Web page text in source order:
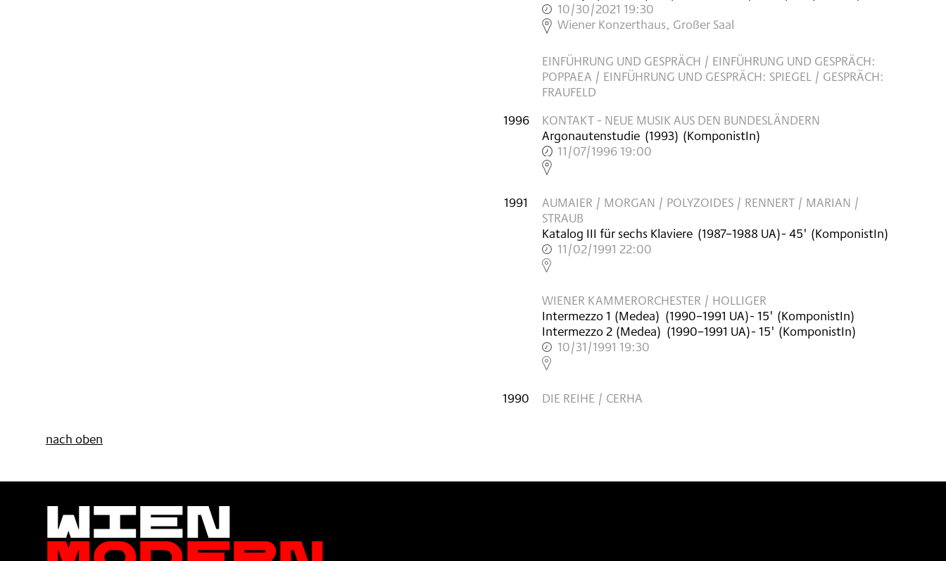
10/30/2021 19:30
,
Wiener Konzerthaus, Großer Saal
EINFÜHRUNG UND GESPRÄCH / EINFÜHRUNG UND GESPRÄCH:
POPPAEA / EINFÜHRUNG UND GESPRÄCH: SPIEGEL / GESPRÄCH:
FRAUFELD
1996
KONTAKT - NEUE MUSIK AUS DEN BUNDESLÄNDERN
Argonautenstudie (1993) (KomponistIn)
11/07/1996 19:00
,
1991
AUMAIER / MORGAN / POLYZOIDES / RENNERT / MARIAN /
STRAUB
Katalog III für sechs Klaviere (1987–1988 UA)- 45' (KomponistIn)
11/02/1991 22:00
,
WIENER KAMMERORCHESTER / HOLLIGER
Intermezzo 1 (Medea) (1990–1991 UA)- 15' (KomponistIn)
Intermezzo 2 (Medea) (1990–1991 UA)- 15' (KomponistIn)
10/31/1991 19:30
,
1990
DIE REIHE / CERHA
nach oben
Wien
Modern